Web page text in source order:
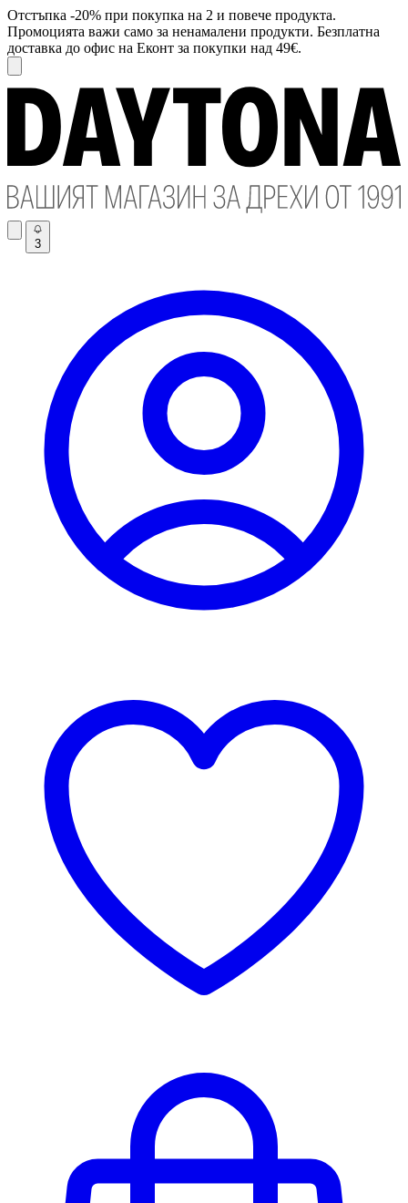
Отстъпка -20% при покупка на 2 и повече продукта.
Промоцията важи само за ненамалени продукти. Безплатна
доставка до офис на Еконт за покупки над 49€.
3